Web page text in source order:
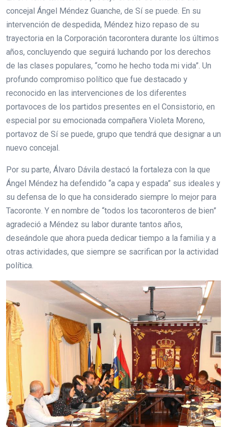
concejal Ángel Méndez Guanche, de Sí se puede. En su
intervención de despedida, Méndez hizo repaso de su
trayectoria en la Corporación tacorontera durante los últimos
años, concluyendo que seguirá luchando por los derechos
de las clases populares, “como he hecho toda mi vida”. Un
profundo compromiso político que fue destacado y
reconocido en las intervenciones de los diferentes
portavoces de los partidos presentes en el Consistorio, en
especial por su emocionada compañera Violeta Moreno,
portavoz de Sí se puede, grupo que tendrá que designar a un
nuevo concejal.
Por su parte, Álvaro Dávila destacó la fortaleza con la que
Ángel Méndez ha defendido “a capa y espada” sus ideales y
su defensa de lo que ha considerado siempre lo mejor para
Tacoronte. Y en nombre de “todos los tacoronteros de bien”
agradeció a Méndez su labor durante tantos años,
deseándole que ahora pueda dedicar tiempo a la familia y a
otras actividades, que siempre se sacrifican por la actividad
política.